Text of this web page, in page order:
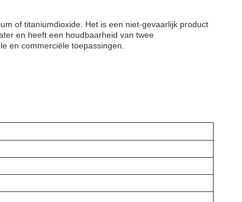
of titaniumdioxide. Het is een niet-gevaarlijk product
en heeft een houdbaarheid van twee
en commerciële toepassingen.